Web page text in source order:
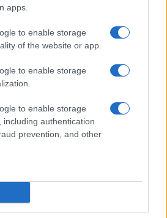
apps.
to enable storage
of the website or app.
to enable storage
to enable storage
including authentication
prevention, and other